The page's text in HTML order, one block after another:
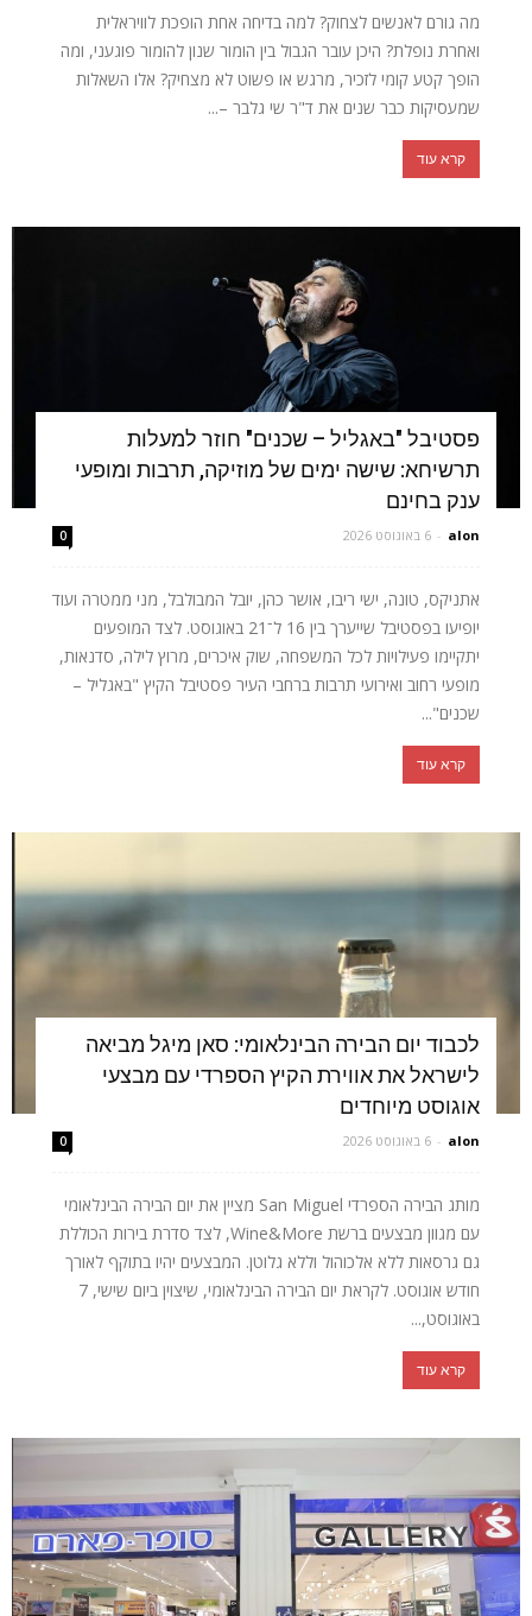
מה גורם לאנשים לצחוק? למה בדיחה אחת הופכת לוויראלית
ואחרת נופלת? היכן עובר הגבול בין הומור שנון להומור פוגעני, ומה
הופך קטע קומי לזכיר, מרגש או פשוט לא מצחיק? אלו השאלות
שמעסיקות כבר שנים את ד"ר שי גלבר –...
קרא עוד
פסטיבל "באגליל – שכנים" חוזר למעלות
תרשיחא: שישה ימים של מוזיקה, תרבות ומופעי
ענק בחינם
alon
- 6 באוגוסט 2026 0
אתניקס, טונה, ישי ריבו, אושר כהן, יובל המבולבל, מני ממטרה ועוד
יופיעו בפסטיבל שייערך בין 16 ל־21 באוגוסט. לצד המופעים
יתקיימו פעילויות לכל המשפחה, שוק איכרים, מרוץ לילה, סדנאות,
מופעי רחוב ואירועי תרבות ברחבי העיר פסטיבל הקיץ "באגליל –
שכנים"...
קרא עוד
לכבוד יום הבירה הבינלאומי: סאן מיגל מביאה
לישראל את אווירת הקיץ הספרדי עם מבצעי
אוגוסט מיוחדים
alon
- 6 באוגוסט 2026 0
מותג הבירה הספרדי San Miguel מציין את יום הבירה הבינלאומי
עם מגוון מבצעים ברשת Wine&More, לצד סדרת בירות הכוללת
גם גרסאות ללא אלכוהול וללא גלוטן. המבצעים יהיו בתוקף לאורך
חודש אוגוסט. לקראת יום הבירה הבינלאומי, שיצוין ביום שישי, 7
באוגוסט,...
קרא עוד